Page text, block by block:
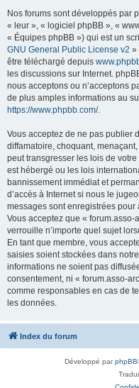
Nos forums sont développés par
« leur », « logiciel phpBB », «
« Équipes phpBB ») qui est un
GNU General Public License v2 »
être téléchargé depuis
les discussions sur Internet.
nous acceptons ou n’acceptons
de plus amples informations au
https://www.phpbb.com/.
Vous acceptez de ne pas publier
diffamatoire, choquant,
peut transgresser les lois de
est hébergé ou les lois
bannissement immédiat et
d’accès à Internet si nous le
messages sont enregistrées
Vous acceptez que «
verrouille n’importe quel sujet
En tant que membre, vous
saisies soient stockées dans
informations ne soient pas
consentement, ni « forum.asso-
comme responsables en cas de
les données.
Index du forum
Développé parphpBB